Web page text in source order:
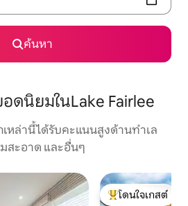
ค้นหา
นิยมในLake Fairlee
หล่านี้ได้รับคะแนนสูงด้านทำเล
สะอาด และอื่นๆ
โดนใจเกสต์ที่สุด
โดนใจเกสต์